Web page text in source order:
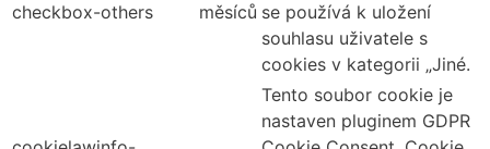
checkbox-others
měsíců se používá k uložení
souhlasu uživatele s
cookies v kategorii „Jiné.
Tento soubor cookie je
nastaven pluginem GDPR